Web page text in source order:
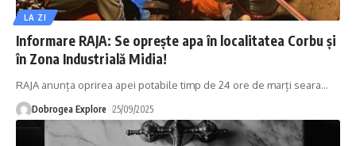
LA ZI
Informare RAJA: Se oprește apa în localitatea Corbu și
în Zona Industrială Midia!
RAJA anunța oprirea apei potabile timp de 24 ore de marți seara…
Dobrogea Explore 25/09/2025